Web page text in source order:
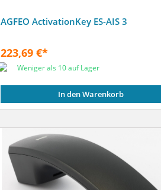
AGFEO ActivationKey ES-AIS 3
223,69 €*
Weniger als 10 auf Lager
In den Warenkorb